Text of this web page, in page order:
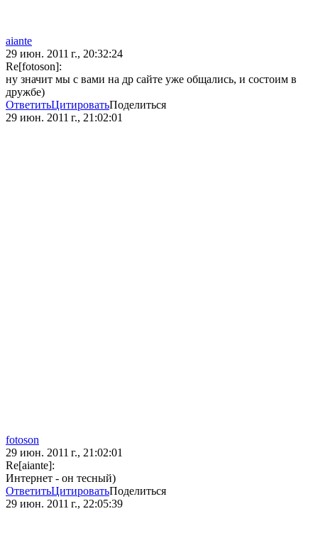
aiante
29 июн. 2011 г., 20:32:24
Re[fotoson]:
ну значит мы с вами на др сайте уже общались, и состоим в
дружбе)
ОтветитьЦитироватьПоделиться
29 июн. 2011 г., 21:02:01
fotoson
29 июн. 2011 г., 21:02:01
Re[aiante]:
Интернет - он тесный)
ОтветитьЦитироватьПоделиться
29 июн. 2011 г., 22:05:39